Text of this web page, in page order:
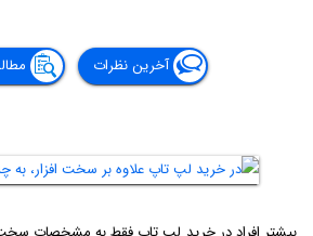
آخرین نظرات